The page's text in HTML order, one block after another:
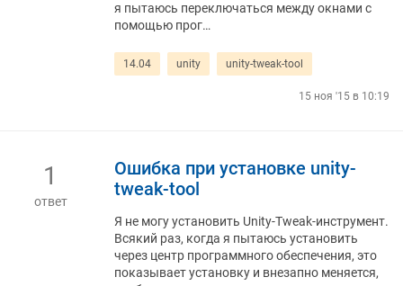
я пытаюсь переключаться между окнами с
помощью прог…
14.04 unity unity-tweak-tool
15 ноя '15 в 10:19
1
ответ
Ошибка при установке unity-
tweak-tool
Я не могу установить Unity-Tweak-инструмент.
Всякий раз, когда я пытаюсь установить
через центр программного обеспечения, это
показывает установку и внезапно меняется,